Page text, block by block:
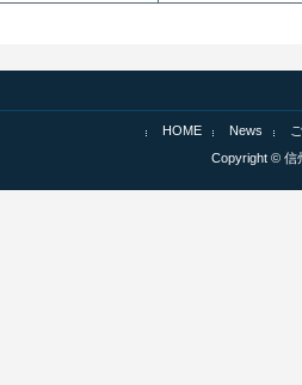
HOME News
Copyright © 信